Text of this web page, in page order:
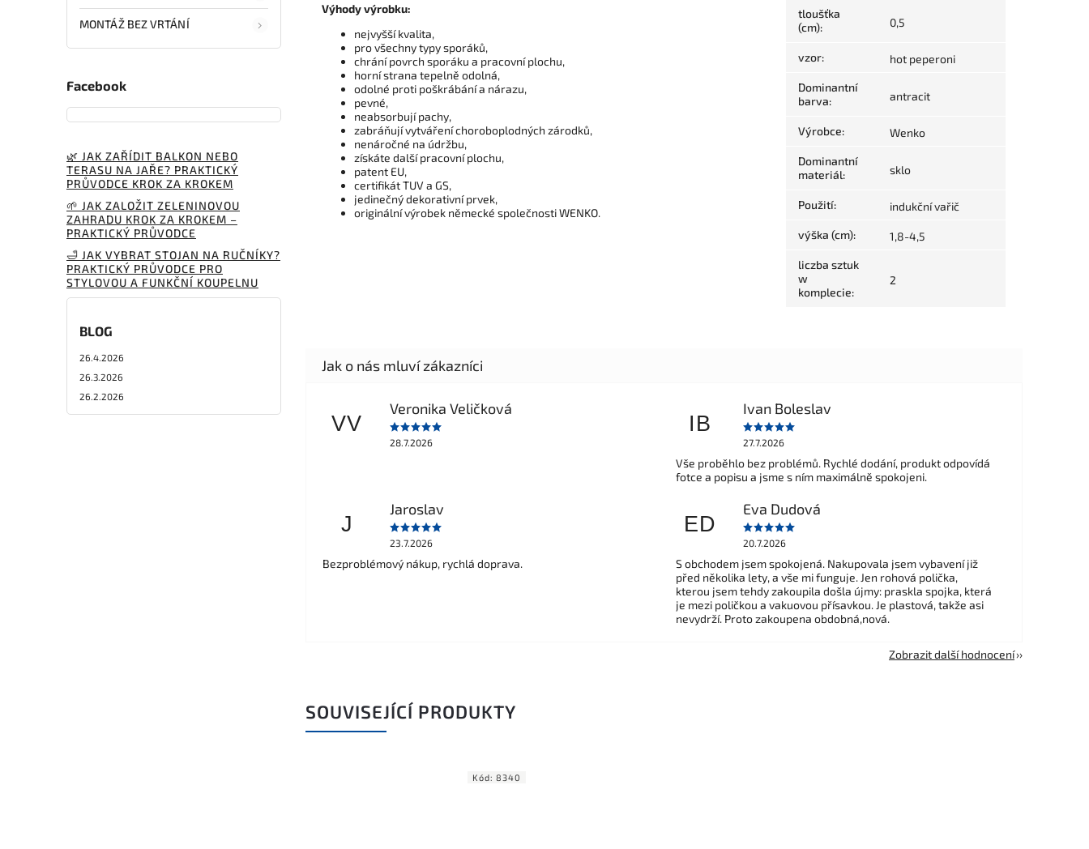
MONTÁŽ BEZ VRTÁNÍ
Facebook
🌿 JAK ZAŘÍDIT BALKON NEBO
TERASU NA JAŘE? PRAKTICKÝ
PRŮVODCE KROK ZA KROKEM
🌱 JAK ZALOŽIT ZELENINOVOU
ZAHRADU KROK ZA KROKEM –
PRAKTICKÝ PRŮVODCE
🛁 JAK VYBRAT STOJAN NA RUČNÍKY?
PRAKTICKÝ PRŮVODCE PRO
STYLOVOU A FUNKČNÍ KOUPELNU
BLOG
26.4.2026
26.3.2026
26.2.2026
Výhody výrobku:
nejvyšší kvalita,
pro všechny typy sporáků,
chrání povrch sporáku a pracovní plochu,
horní strana tepelně odolná,
odolné proti poškrábání a nárazu,
pevné,
neabsorbují pachy,
zabráňují vytváření choroboplodných zárodků,
nenáročné na údržbu,
získáte další pracovní plochu,
patent EU,
certifikát TUV a GS,
jedinečný dekorativní prvek,
originální výrobek německé společnosti WENKO.
tloušťka
(cm): 0,5
vzor: hot peperoni
Dominantní
barva: antracit
Výrobce: Wenko
Dominantní
materiál: sklo
Použití: indukční vařič
výška (cm): 1,8-4,5
liczba sztuk
w
komplecie:
2
VV
Veronika Veličková
28.7.2026
IB
Ivan Boleslav
27.7.2026
Vše proběhlo bez problémů. Rychlé dodání, produkt odpovídá
fotce a popisu a jsme s ním maximálně spokojeni.
J
Jaroslav
23.7.2026
Bezproblémový nákup, rychlá doprava.
ED
Eva Dudová
20.7.2026
S obchodem jsem spokojená. Nakupovala jsem vybavení již
před několika lety, a vše mi funguje. Jen rohová polička,
kterou jsem tehdy zakoupila došla újmy: praskla spojka, která
je mezi poličkou a vakuovou přísavkou. Je plastová, takže asi
nevydrží. Proto zakoupena obdobná,nová.
Zobrazit další hodnocení
SOUVISEJÍCÍ PRODUKTY
Kód: 8340